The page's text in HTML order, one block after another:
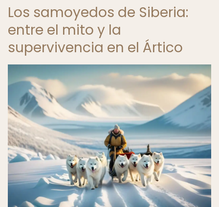
Los samoyedos de Siberia:
entre el mito y la
supervivencia en el Ártico